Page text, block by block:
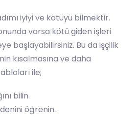
iyiyi ve kötüyü bilmektir.
varsa kötü giden işleri
başlayabilirsiniz. Bu da işçilik
kısalmasına ve daha
ile;
bilin.
öğrenin.